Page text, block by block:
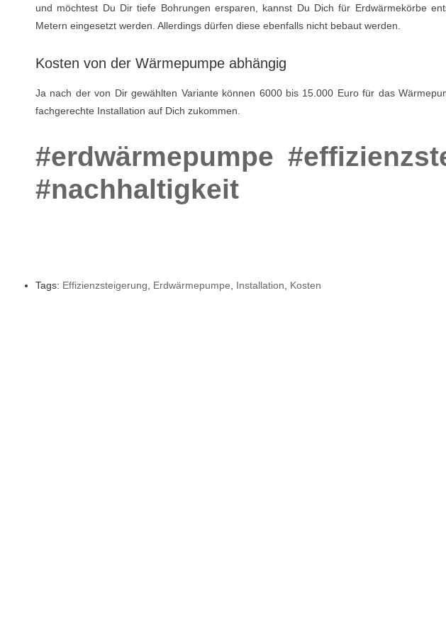
und möchtest Du Dir tiefe Bohrungen ersparen, kannst Du Dich für Erdwärmekörbe
Metern eingesetzt werden. Allerdings dürfen diese ebenfalls nicht bebaut werden.
Kosten von der Wärmepumpe abhängig
Ja nach der von Dir gewählten Variante können 6000 bis 15.000 Euro für das
fachgerechte Installation auf Dich zukommen.
#erdwärmepumpe
#nachhaltigkeit
Tags: Effizienzsteigerung Erdwärmepumpe Installation Kosten